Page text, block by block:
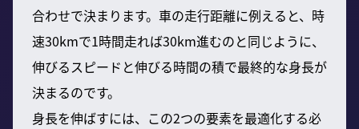
合わせで決まります。車の走行距離に例えると、時
速30kmで1時間走れば30km進むのと同じように、
伸びるスピードと伸びる時間の積で最終的な身長が
決まるのです。
身長を伸ばすには、この2つの要素を最適化する必